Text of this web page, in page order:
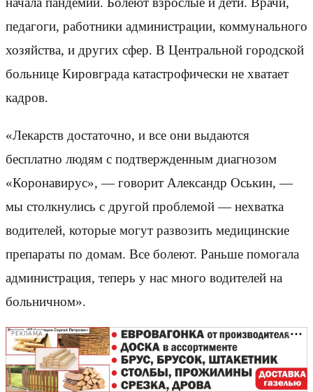
педагоги, работники администрации, коммунального
хозяйства, и других сфер. В Центральной городской
больнице Кировграда катастрофически не хватает
кадров.
«Лекарств достаточно, и все они выдаются
бесплатно людям с подтвержденным диагнозом
«Коронавирус», — говорит Александр Оськин, —
мы столкнулись с другой проблемой — нехватка
водителей, которые могут развозить медицинские
препараты по домам. Все болеют. Раньше помогала
администрация, теперь у нас много водителей на
больничном».
РЕКЛАМА